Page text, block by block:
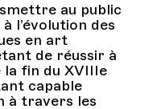
au public
l’évolution des
en art
de réussir à
la fin du XVIIIe
capable
à travers les